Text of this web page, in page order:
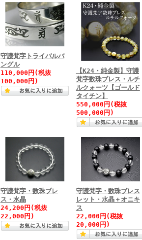
守護梵字トライバルバ
ングル
110,000円(税抜
100,000円)
【K24・純金製】守護
梵字数珠ブレス・ルチ
ルクォーツ【ゴールド
タイチン】
550,000円(税抜
500,000円)
守護梵字・数珠ブレ
ス・水晶
24,200円(税抜
22,000円)
守護梵字・数珠ブレス
レット・水晶＋オニキ
ス
22,000円(税抜
20,000円)